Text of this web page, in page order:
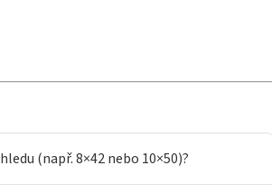
(např. 8×42 nebo 10×50)?